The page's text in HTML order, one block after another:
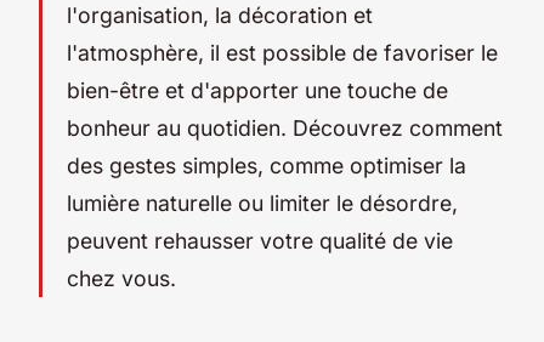
l'organisation, la décoration et
l'atmosphère, il est possible de favoriser le
bien-être et d'apporter une touche de
bonheur au quotidien. Découvrez comment
des gestes simples, comme optimiser la
lumière naturelle ou limiter le désordre,
peuvent rehausser votre qualité de vie
chez vous.